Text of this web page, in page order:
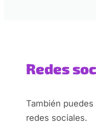
Redes
También
redes sociales.